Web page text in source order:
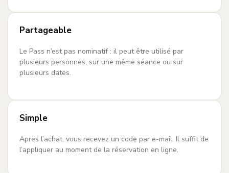
Partageable
Le Pass n’est pas nominatif : il peut être utilisé par
plusieurs personnes, sur une même séance ou sur
plusieurs dates.
Simple
Après l’achat, vous recevez un code par e-mail. Il suffit de
l’appliquer au moment de la réservation en ligne.